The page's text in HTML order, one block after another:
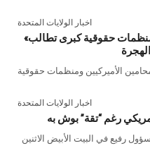
اخبار الولايات المتحدة
«اتحاد محامي الهجرة الأميركيين» ومنظمات حقوقية كبرى تطالب
اخبار الولايات المتحدة
رغم “تقة” بوش به